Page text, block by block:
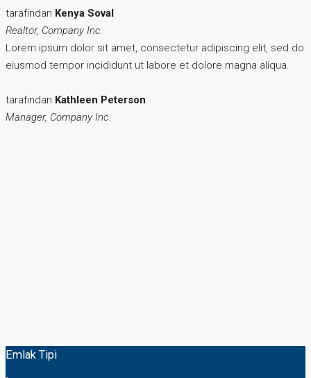
tarafından Kenya Soval
Realtor, Company Inc.
Lorem ipsum dolor sit amet, consectetur adipiscing elit, sed do
eiusmod tempor incididunt ut labore et dolore magna aliqua.
tarafından Kathleen Peterson
Manager, Company Inc.
Emlak Tipi